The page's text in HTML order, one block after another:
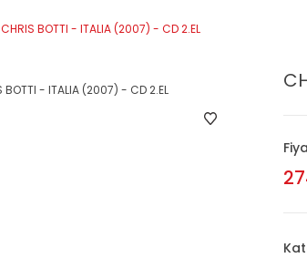
CHRIS BOTTI - ITALIA (2007) - CD 2.EL